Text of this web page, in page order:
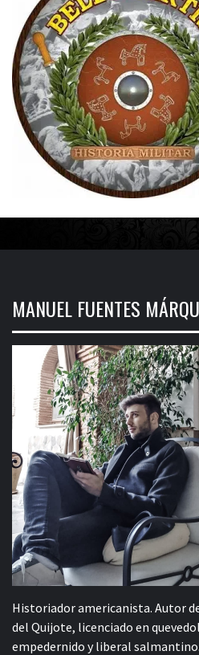
MANUEL FUENTES
Historiador americanista. Autor
del Quijote, licenciado en
empedernido y liberal